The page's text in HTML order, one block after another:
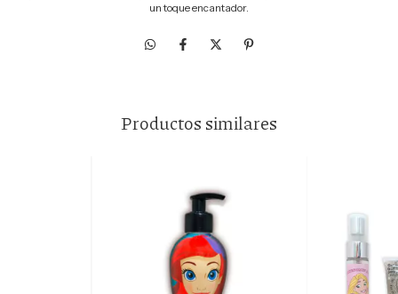
un toque encantador.
Productos similares